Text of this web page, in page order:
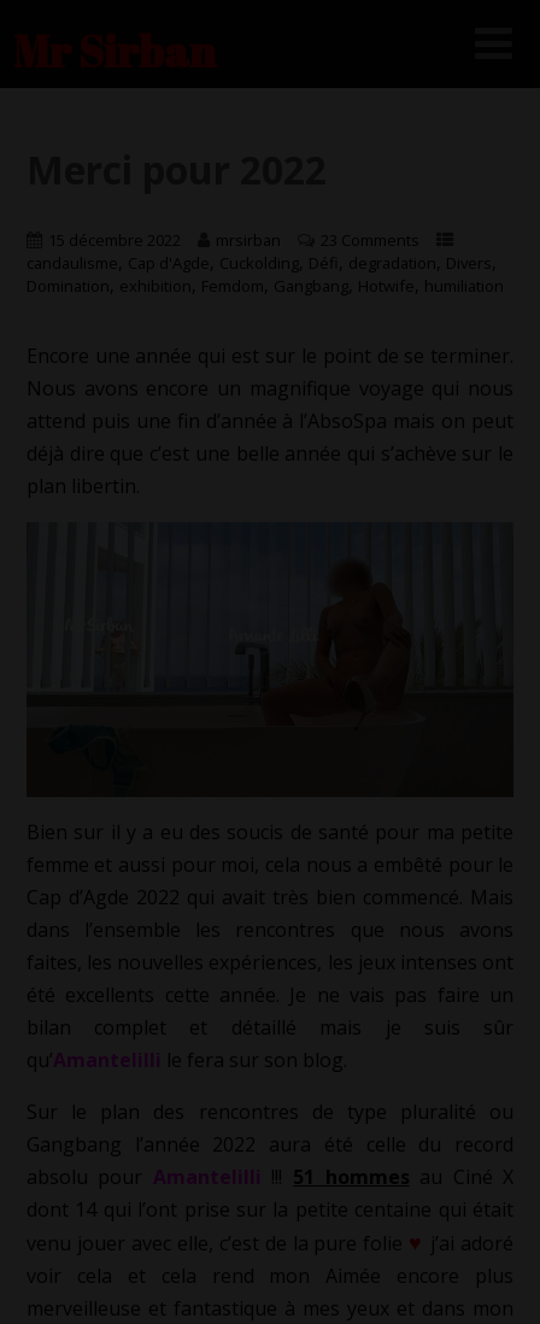
15 décembre 2022 mrsirban
23 Comments
candaulisme
Cap d'Agde Cuckolding, Défi degradation Divers
Domination exhibition Femdom Gangbang, Hotwife humiliation
Encore une année qui est sur le point de se terminer.
Nous avons encore un magnifique voyage qui nous
attend puis une fin d’année à l’AbsoSpa mais on peut
déjà dire que c’est une belle année qui s’achève sur le
plan libertin.
Bien sur il y a eu des soucis de santé pour ma petite
femme et aussi pour moi, cela nous a embêté pour le
Cap d’Agde 2022 qui avait très bien commencé. Mais
dans l’ensemble les rencontres que nous avons
faites, les nouvelles expériences, les jeux intenses ont
été excellents cette année. Je ne vais pas faire un
bilan complet et détaillé mais je suis sûr
qu’Amantelilli le fera sur son blog.
Sur le plan des rencontres de type pluralité ou
Gangbang l’année 2022 aura été celle du record
absolu pour Amantelilli !!! 51 hommes au Ciné X
dont 14 qui l’ont prise sur la petite centaine qui était
venu jouer avec elle, c’est de la pure folie ♥ j’ai adoré
voir cela et cela rend mon Aimée encore plus
merveilleuse et fantastique à mes yeux et dans mon